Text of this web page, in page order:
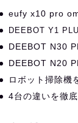
eufy x10 pro
DEEBOT Y1
DEEBOT N30
DEEBOT N20
ロボット掃除機
4台の違いを徹